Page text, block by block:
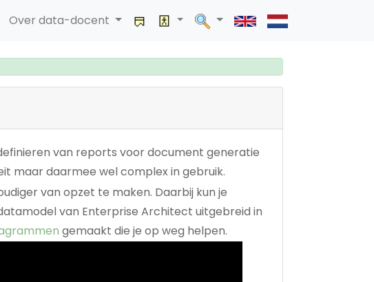
Over data-docent
van reports voor document generatie
maar daarmee wel complex in gebruik.
van opzet te maken. Daarbij kun je
van Enterprise Architect uitgebreid in
gemaakt die je op weg helpen.